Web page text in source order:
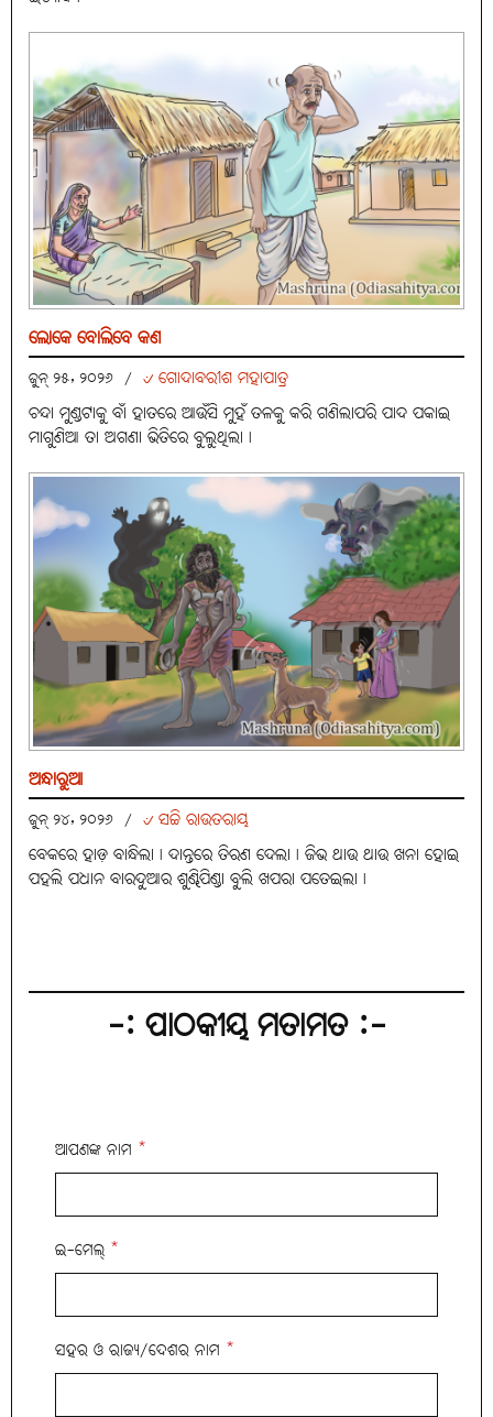
ଲୋକେ ବୋଲିବେ କଣ
ଜୁନ୍ ୨୫, ୨୦୨୬ / ୰ ଗୋଦାବରୀଶ ମହାପାତ୍ର
ଚନ୍ଦା ମୁଣ୍ଡଟାକୁ ବାଁ ହାତରେ ଆଉଁସି ମୁହଁ ତଳକୁ କରି ଗଣିଲାପରି ପାଦ ପକାଇ
ମାଗୁଣିଆ ତା ଅଗଣା ଭିତିରେ ବୁଲୁଥିଲା।
ଅନ୍ଧାରୁଆ
ଜୁନ୍ ୨୪, ୨୦୨୬ / ୰ ସଚ୍ଚି ରାଉତରାୟ
ବେକରେ ହାଡ଼ ବାନ୍ଧିଲା। ଦାନ୍ତରେ ତିରଣ ଦେଲା। ଜିଭ ଥାଉ ଥାଉ ଖନା ହୋଇ
ପହଲି ପଧାନ ବାରଦୁଆର ଶୁଣ୍ଢିପିଣ୍ଡା ବୁଲି ଖପରା ପତେଇଲା।
-: ପାଠକୀୟ ମତାମତ :-
ଆପଣଙ୍କ ନାମ *
ଇ-ମେଲ୍ *
ସହର ଓ ରାଜ୍ୟ/ଦେଶର ନାମ *